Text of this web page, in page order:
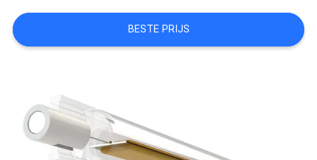
POLICY
BESTE PRIJS